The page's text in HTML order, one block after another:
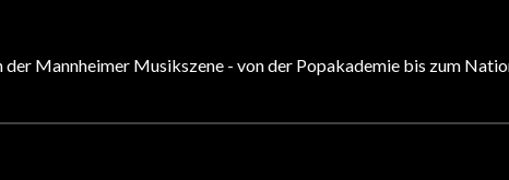
Mannheimer Musikszene - von der Popakademie bis zum